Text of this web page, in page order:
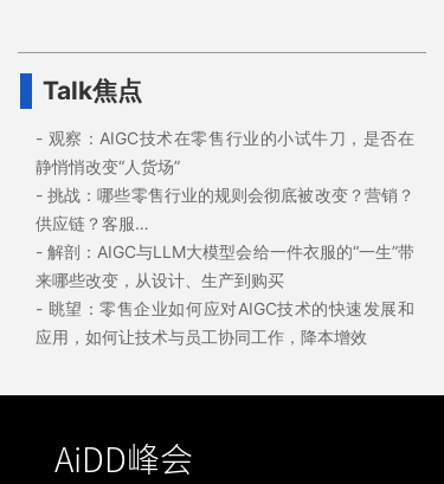
Talk焦点
- 观察：AIGC技术在零售行业的小试牛刀，是否在
静悄悄改变“人货场”
- 挑战：哪些零售行业的规则会彻底被改变？营销？
供应链？客服…
- 解剖：AIGC与LLM大模型会给一件衣服的“一生”带
来哪些改变，从设计、生产到购买
- 眺望：零售企业如何应对AIGC技术的快速发展和
应用，如何让技术与员工协同工作，降本增效
AiDD峰会